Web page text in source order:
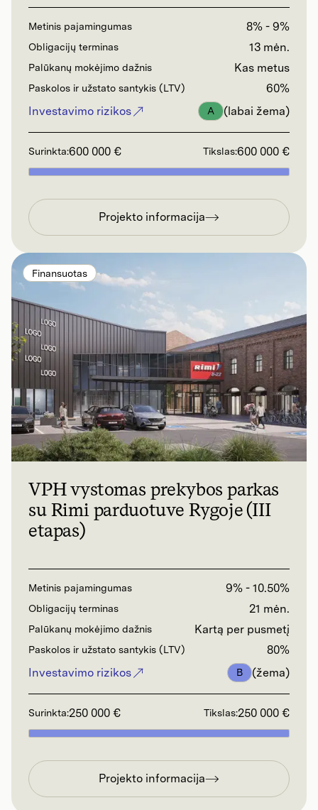
Metinis pajamingumas 8% - 9%
Obligacijų terminas 13 mėn.
Palūkanų mokėjimo dažnis Kas metus
Paskolos ir užstato santykis (LTV)
60%
Investavimo rizikos
A (labai žema)
Surinkta:600 000 € Tikslas:600 000 €
Projekto informacija
VPH vystomas prekybos parkas
su Rimi parduotuve Rygoje (III
etapas)
Metinis pajamingumas 9% - 10.50%
Obligacijų terminas 21 mėn.
Palūkanų mokėjimo dažnis Kartą per pusmetį
Paskolos ir užstato santykis (LTV)
80%
Investavimo rizikos
B (žema)
Surinkta:250 000 € Tikslas:250 000 €
Projekto informacija
Finansuotas